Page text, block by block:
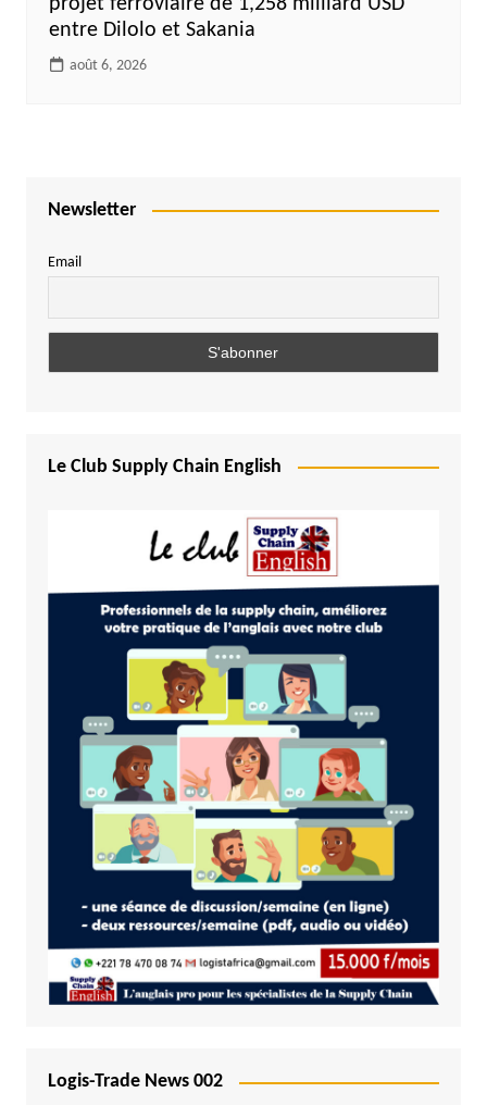
entre Dilolo et Sakania
août 6, 2026
Newsletter
Email
Le Club Supply Chain English
Logis-Trade News 002